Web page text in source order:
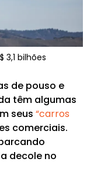
3,1 bilhões
de pouso e
têm algumas
seus “carros
comerciais.
decole no